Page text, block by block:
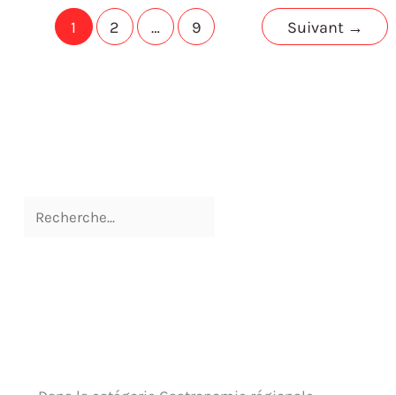
1 2 … 9 Suivant →